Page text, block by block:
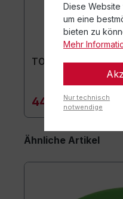
TOGU Premium
44,90 €*
Ähnliche Artikel
Diese
um eine
bieten zu
Mehr
Nur technisch
notwendige